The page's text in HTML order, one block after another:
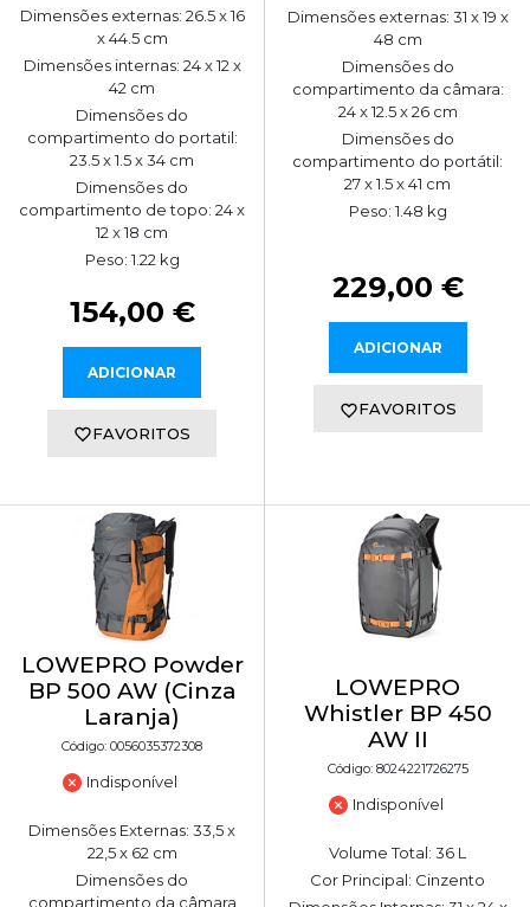
Dimensões externas: 26.5 x 16
x 44.5 cm
Dimensões internas: 24 x 12 x
42 cm
Dimensões do
compartimento do portatil:
23.5 x 1.5 x 34 cm
Dimensões do
compartimento de topo: 24 x
12 x 18 cm
Peso: 1.22 kg
154,00 €
ADICIONAR
FAVORITOS
Dimensões externas: 31 x 19 x
48 cm
Dimensões do
compartimento da câmara:
24 x 12.5 x 26 cm
Dimensões do
compartimento do portátil:
27 x 1.5 x 41 cm
Peso: 1.48 kg
229,00 €
ADICIONAR
FAVORITOS
LOWEPRO Powder
BP 500 AW (Cinza
Laranja)
Código: 0056035372308
Indisponível
Dimensões Externas: 33,5 x
22,5 x 62 cm
Dimensões do
compartimento da câmara
LOWEPRO
Whistler BP 450
AW II
Código: 8024221726275
Indisponível
Volume Total: 36 L
Cor Principal: Cinzento